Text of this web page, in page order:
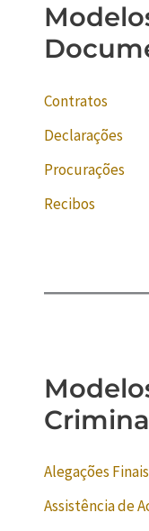
Contratos
Declarações
Procurações
Recibos
Alegações Finais
Assistência de